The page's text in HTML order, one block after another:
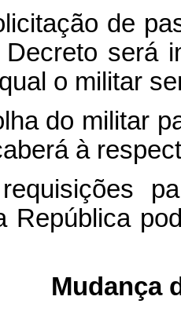
de
será
o militar
do militar
à
República
Mudança